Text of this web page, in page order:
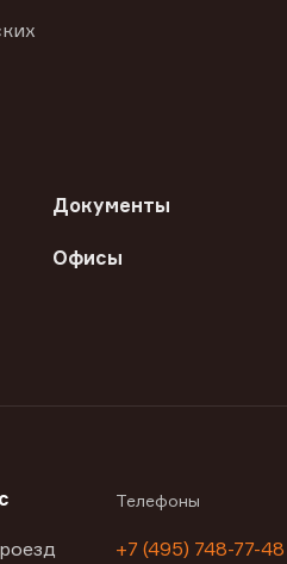
Документы
Офисы
Телефоны
+7 (495) 748-77-48